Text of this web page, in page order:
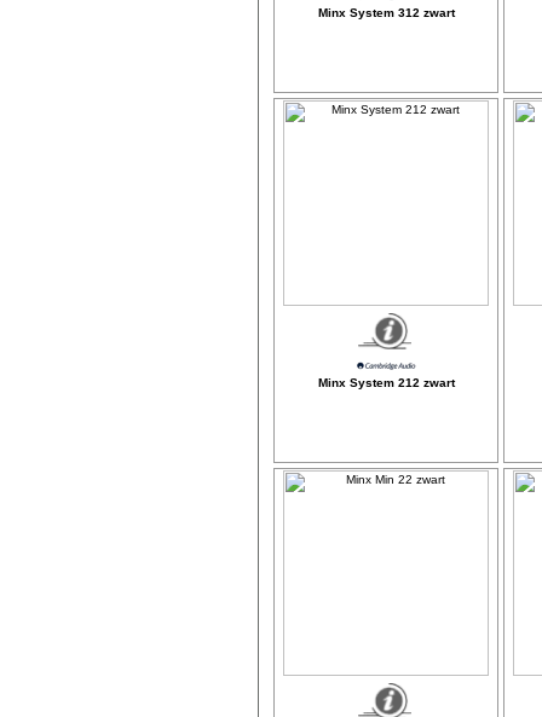
Minx System 312 zwart
Minx System 212 zwart